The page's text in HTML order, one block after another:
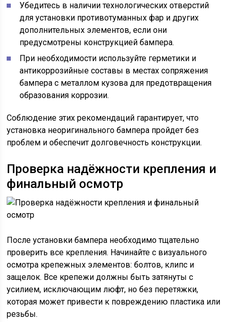
Убедитесь в наличии технологических отверстий
для установки противотуманных фар и других
дополнительных элементов, если они
предусмотрены конструкцией бампера.
При необходимости используйте герметики и
антикоррозийные составы в местах сопряжения
бампера с металлом кузова для предотвращения
образования коррозии.
Соблюдение этих рекомендаций гарантирует, что
установка неоригинального бампера пройдет без
проблем и обеспечит долговечность конструкции.
Проверка надёжности крепления и
финальный осмотр
После установки бампера необходимо тщательно
проверить все крепления. Начинайте с визуального
осмотра крепежных элементов: болтов, клипс и
защелок. Все крепежи должны быть затянуты с
усилием, исключающим люфт, но без перетяжки,
которая может привести к повреждению пластика или
резьбы.